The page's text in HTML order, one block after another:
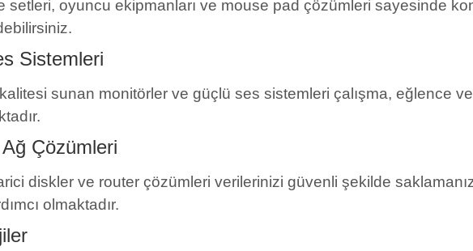
setleri, oyuncu ekipmanları ve mouse pad çözümleri sayesinde
Sistemleri
sunan monitörler ve güçlü ses sistemleri çalışma, eğlence
Çözümleri
diskler ve router çözümleri verilerinizi güvenli şekilde
olmaktadır.